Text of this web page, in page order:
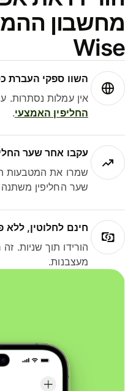
השוו ספקי העברת
אין עמלות נסתרות. עם Wise תמיד תקבלו את
החליפין האמצעי.
עקבו אחר שער
שמרו את המטבעות
שער החליפין משתנה
חינם לחלוטין, ללא
הורידו תוך שניות. זה
מעצבנות.